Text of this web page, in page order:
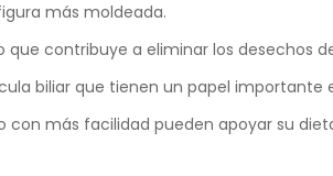
más moldeada.
contribuye a eliminar los desechos
biliar que tienen un papel importante
con más facilidad pueden apoyar su